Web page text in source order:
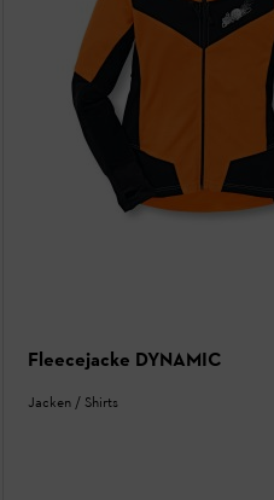
Fleecejacke DYNAMIC
Jacken / Shirts